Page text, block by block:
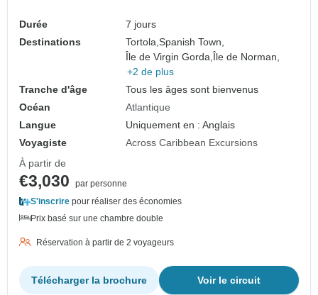
Durée
7 jours
Destinations
Tortola,Spanish Town,
Île de Virgin Gorda, Île de Norman,
+2 de plus
Tranche d'âge
Tous les âges sont bienvenus
Océan
Atlantique
Langue
Uniquement en : Anglais
Voyagiste
Across Caribbean Excursions
À partir de
€3,030
par personne
S'inscrire pour réaliser des économies
Prix basé sur une chambre double
Réservation à partir de 2 voyageurs
Voir le circuit
Télécharger la brochure